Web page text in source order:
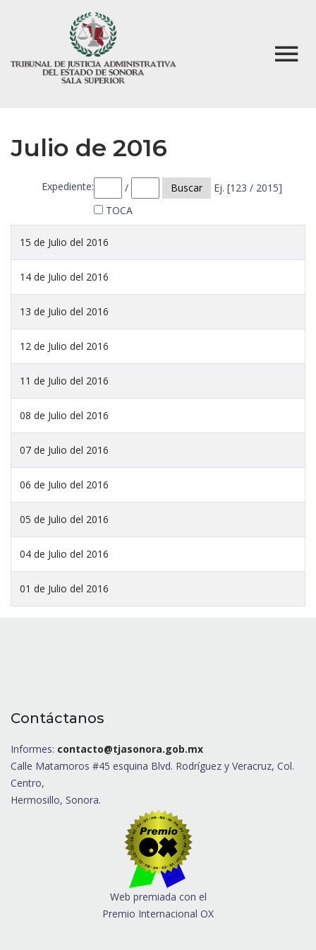
Julio de 2016
Expediente: / Buscar
Ej. [123 / 2015]
TOCA
15 de Julio del 2016
14 de Julio del 2016
13 de Julio del 2016
12 de Julio del 2016
11 de Julio del 2016
08 de Julio del 2016
07 de Julio del 2016
06 de Julio del 2016
05 de Julio del 2016
04 de Julio del 2016
01 de Julio del 2016
Contáctanos
Informes: contacto@tjasonora.gob.mx
Calle Matamoros #45 esquina Blvd. Rodríguez y Veracruz, Col.
Centro,
Hermosillo, Sonora.
Web premiada con el
Premio Internacional OX